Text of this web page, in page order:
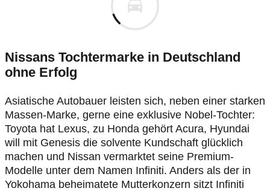
Nissans Tochtermarke in Deutschland
ohne Erfolg
Asiatische Autobauer leisten sich, neben einer starken
Massen-Marke, gerne eine exklusive Nobel-Tochter:
Toyota hat Lexus, zu Honda gehört Acura, Hyundai
will mit Genesis die solvente Kundschaft glücklich
machen und Nissan vermarktet seine Premium-
Modelle unter dem Namen Infiniti. Anders als der in
Yokohama beheimatete Mutterkonzern sitzt Infiniti